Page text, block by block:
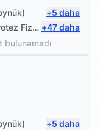
) +5 daha
Fizyoterapisi ,
+47daha
bulunamadı
) +5 daha